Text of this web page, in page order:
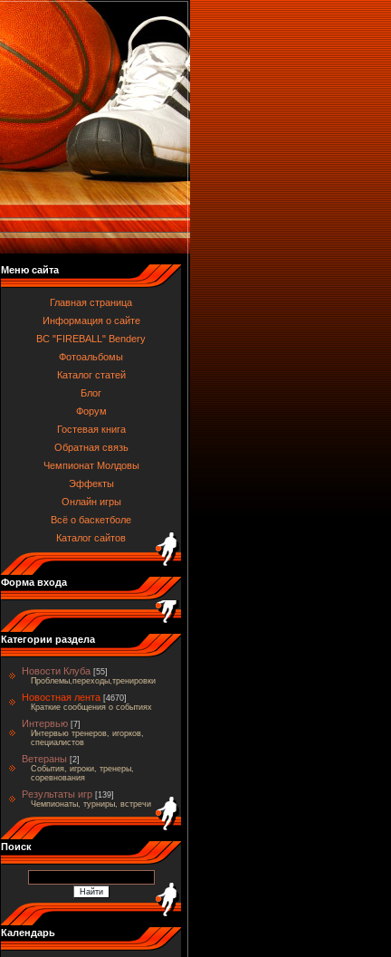
Меню сайта
Главная страница
Информация о сайте
BC "FIREBALL" Bendery
Фотоальбомы
Каталог статей
Блог
Форум
Гостевая книга
Обратная связь
Чемпионат Молдовы
Эффекты
Онлайн игры
Всё о баскетболе
Каталог сайтов
Форма входа
Категории раздела
Новости Клуба [55]
Проблемы,переходы,тренировки
Новостная лента [4670]
Краткие сообщения о событиях
Интервью [7]
Интервью тренеров, игорков,
специалистов
Ветераны [2]
События, игроки, тренеры,
соревнования
Результаты игр [139]
Чемпионаты, турниры, встречи
Поиск
Календарь